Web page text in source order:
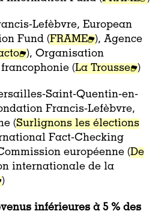
Lefèbvre, European
Fund (FRAME
), Agence
), Organisation
(La Trousse )
Saint-Quentin-en-
Francis-Lefèbvre,
(Surlignons les élections
Fact-Checking
européenne (De
internationale de la
)
inférieures à 5 % des